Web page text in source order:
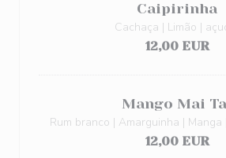
Caipirinha
Cachaça | Limão |
12,00 EUR
Mango Mai
Rum branco | Amarguinha | Manga
12,00 EUR